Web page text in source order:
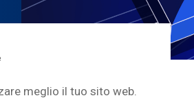
meglio il tuo sito web.